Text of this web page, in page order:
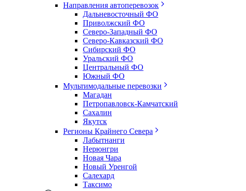
Направления автоперевозок
Дальневосточный ФО
Приволжский ФО
Северо-Западный ФО
Северо-Кавказский ФО
Сибирский ФО
Уральский ФО
Центральный ФО
Южный ФО
Мультимодальные перевозки
Магадан
Петропавловск-Камчатский
Сахалин
Якутск
Регионы Крайнего Севера
Лабытнанги
Нерюнгри
Новая Чара
Новый Уренгой
Салехард
Таксимо